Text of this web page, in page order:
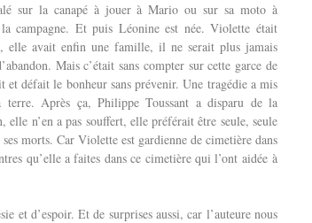
sur la canapé à jouer à Mario ou sur sa moto à
campagne. Et puis Léonine est née. Violette était
elle avait enfin une famille, il ne serait plus jamais
Mais c’était sans compter sur cette garce de
et défait le bonheur sans prévenir. Une tragédie a mis
terre. Après ça, Philippe Toussant a disparu de la
elle n’en a pas souffert, elle préférait être seule, seule
morts. Car Violette est gardienne de cimetière dans
qu’elle a faites dans ce cimetière qui l’ont aidée à
et d’espoir. Et de surprises aussi, car l’auteure nous